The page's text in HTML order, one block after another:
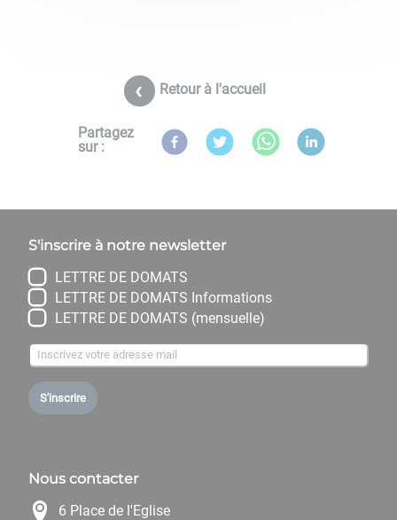
Retour à l'accueil
Partagez
sur :
S'inscrire à notre newsletter
LETTRE DE DOMATS
LETTRE DE DOMATS Informations
LETTRE DE DOMATS (mensuelle)
S'inscrire
Nous contacter
6 Place de l'Eglise